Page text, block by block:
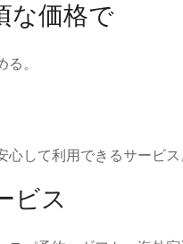
な価格で
。
心して利用できるサービ
ビス